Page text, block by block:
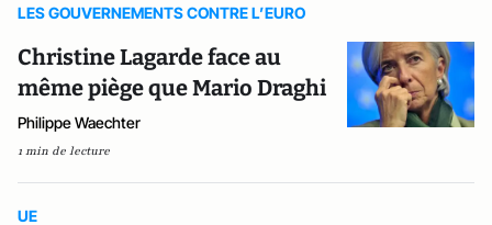
LES GOUVERNEMENTS CONTRE L’EURO
Christine Lagarde face au
même piège que Mario Draghi
Philippe Waechter
1 min de lecture
UE